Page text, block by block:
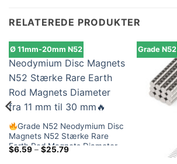
RELATEREDE PRODUKTER
Ø 11mm-20mm N52
Grade N52 Neodymium Disc
Magnets N52 Stærke Rare
Earth Rod Magnets Diameter
fra 11 mm til 30 mm
$6.59 – $25.79Prisklasse:
Grade N52